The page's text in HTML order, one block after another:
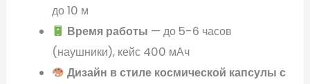
до 10 м
Время работы — до 5-6 часов
(наушники), кейс 400 мАч
Дизайн в стиле космической капсулы с